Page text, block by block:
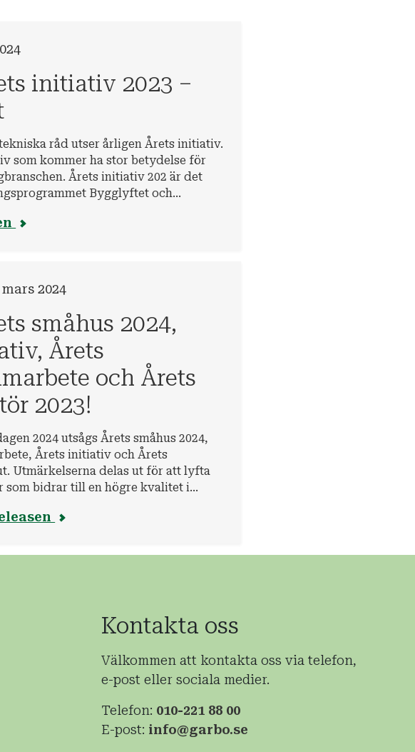
initiativ 2023 –
råd utser årligen Årets initiativ.
som kommer ha stor betydelse för
Årets initiativ 202 är det
Bygglyftet och
mars 2024
småhus 2024,
Årets
och Årets
2023!
2024 utsågs Årets småhus 2024,
Årets initiativ och Årets
Utmärkelserna delas ut för att lyfta
som bidrar till en högre kvalitet i
leva tryggt, både nu och i framtiden.
Kontakta oss
Välkommen att kontakta oss via telefon,
e-post eller sociala medier.
Telefon: 010-221 88 00
E-post: info@garbo.se